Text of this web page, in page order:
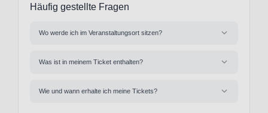
Häufig gestellte Fragen
Wo werde ich im Veranstaltungsort sitzen?
Was ist in meinem Ticket enthalten?
Wie und wann erhalte ich meine Tickets?